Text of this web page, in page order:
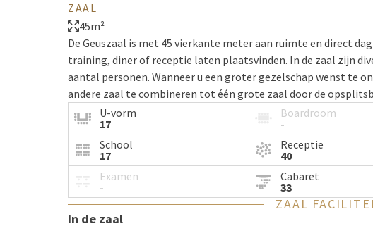
ZAAL
45m²
De Geuszaal is met 45 vierkante meter aan ruimte en direct
training, diner of receptie laten plaatsvinden. In de zaal zijn
aantal personen. Wanneer u een groter gezelschap wenst te
andere zaal te combineren tot één grote zaal door de
U-vorm
17
Boardroom
-
School
17
Receptie
40
Examen
-
Cabaret
33
ZAAL
In de zaal